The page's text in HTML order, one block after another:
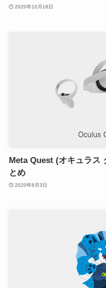
2020年10月18日
Meta Quest (オキュラス
とめ
2020年8月3日